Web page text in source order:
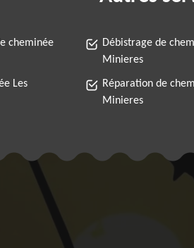
cheminée
Les
Débistrage de
Minieres
Réparation de
Minieres